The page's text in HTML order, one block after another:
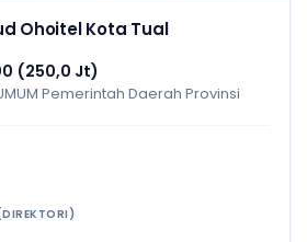
Ohoitel Kota Tual
(250,0 Jt)
UMUM Pemerintah Daerah Provinsi